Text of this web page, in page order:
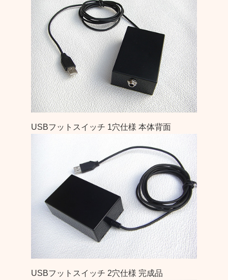
USBフットスイッチ 1穴仕様 本体背面
USBフットスイッチ 2穴仕様 完成品